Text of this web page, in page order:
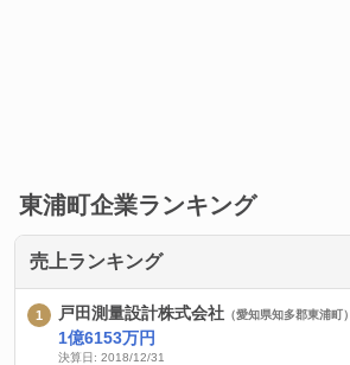
東浦町企業ランキング
売上ランキング
戸田測量設計株式会社 （愛知県知多郡東浦町）
1億6153万円
決算日: 2018/12/31